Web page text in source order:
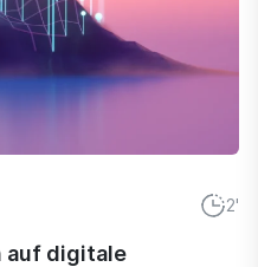
2'
auf digitale